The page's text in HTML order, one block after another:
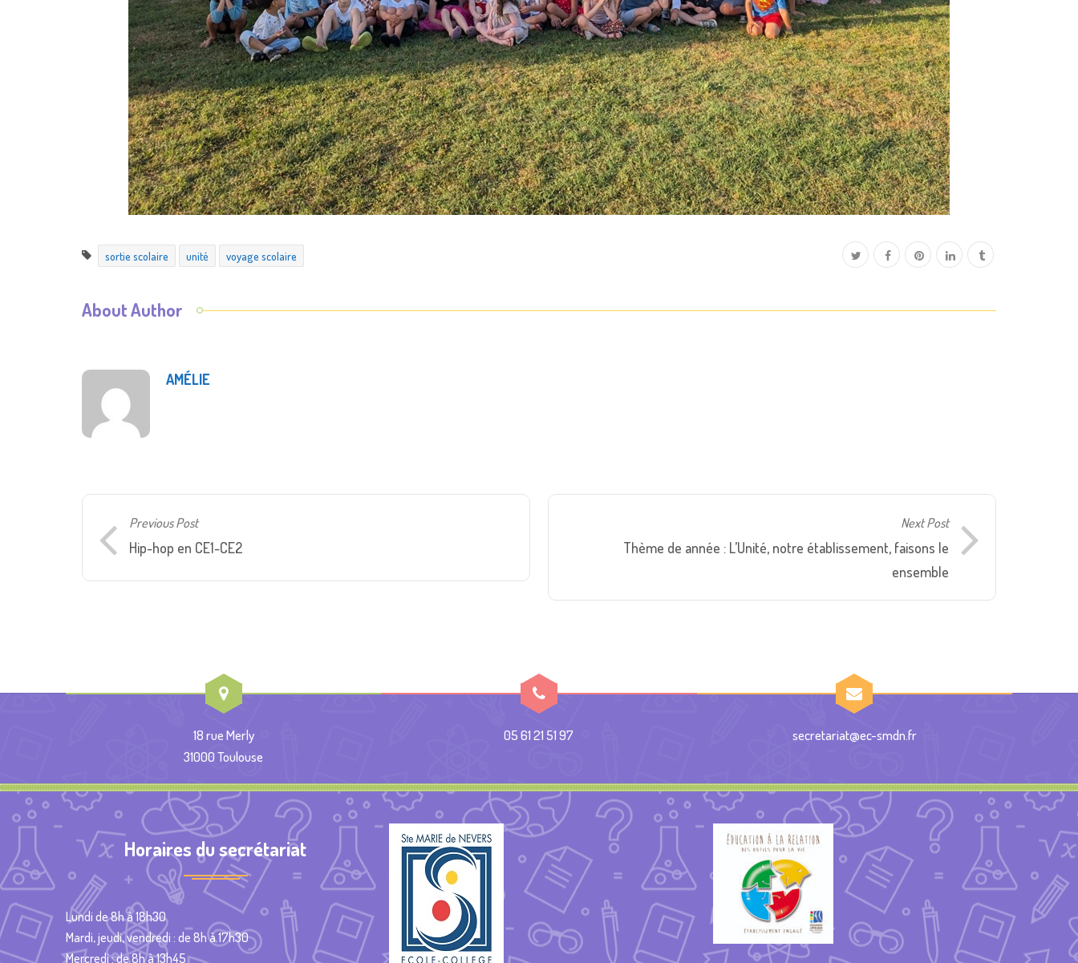
sortie scolaire unité voyage scolaire
About Author
AMÉLIE
Previous Post
Hip-hop en CE1-CE2
Next Post
Thème de année : L’Unité, notre établissement, faisons le
ensemble
18 rue Merly
31000 Toulouse
05 61 21 51 97 secretariat@ec-smdn.fr
Horaires du secrétariat
Lundi de 8h à 18h30
Mardi, jeudi, vendredi : de 8h à 17h30
Mercredi : de 8h à 13h45